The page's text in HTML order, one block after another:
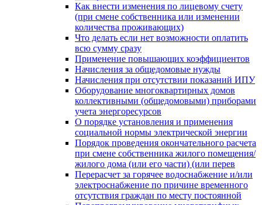
Как внести изменения по лицевому счету
(при смене собственника или изменении
количества проживающих)
Что делать если нет возможности оплатить
всю сумму сразу
Применение повышающих коэффициентов
Начисления за общедомовые нужды
Начисления при отсутствии показаний ИПУ
Оборудование многоквартирных домов
коллективными (общедомовыми) приборами
учета энергоресурсов
О порядке установления и применения
социальной нормы электрической энергии
Порядок проведения окончательного расчета
при смене собственника жилого помещения/
жилого дома (или его части) (или перев
Перерасчет за горячее водоснабжение и/или
электроснабжение по причине временного
отсутствия граждан по месту постоянной